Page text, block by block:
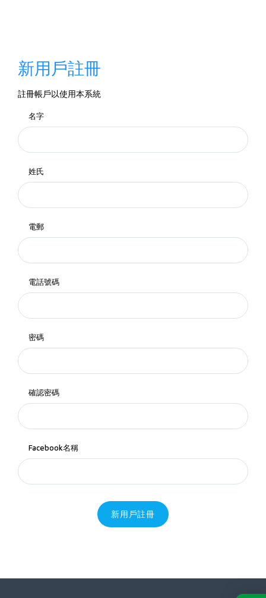
新用戶註冊
註冊帳戶以使用本系統
名字
姓氏
電郵
電話號碼
密碼
確認密碼
Facebook名稱
新用戶註冊